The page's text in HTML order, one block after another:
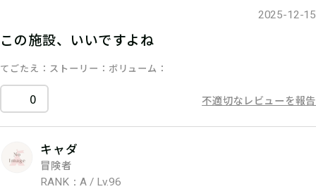
2025-12-15
この施設、いいですよね
てごたえ ストーリー ボリューム
0 不適切なレビューを報告
キャダ
冒険者
RANK：A / Lv.96